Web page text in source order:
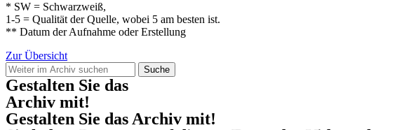
* SW = Schwarzweiß,
1-5 = Qualität der Quelle, wobei 5 am besten ist.
** Datum der Aufnahme oder Erstellung
Zur Übersicht
Suche
Gestalten Sie das
Archiv mit!
Gestalten Sie das Archiv mit!